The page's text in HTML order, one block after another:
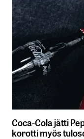
Coca-Cola jätti
korotti myös